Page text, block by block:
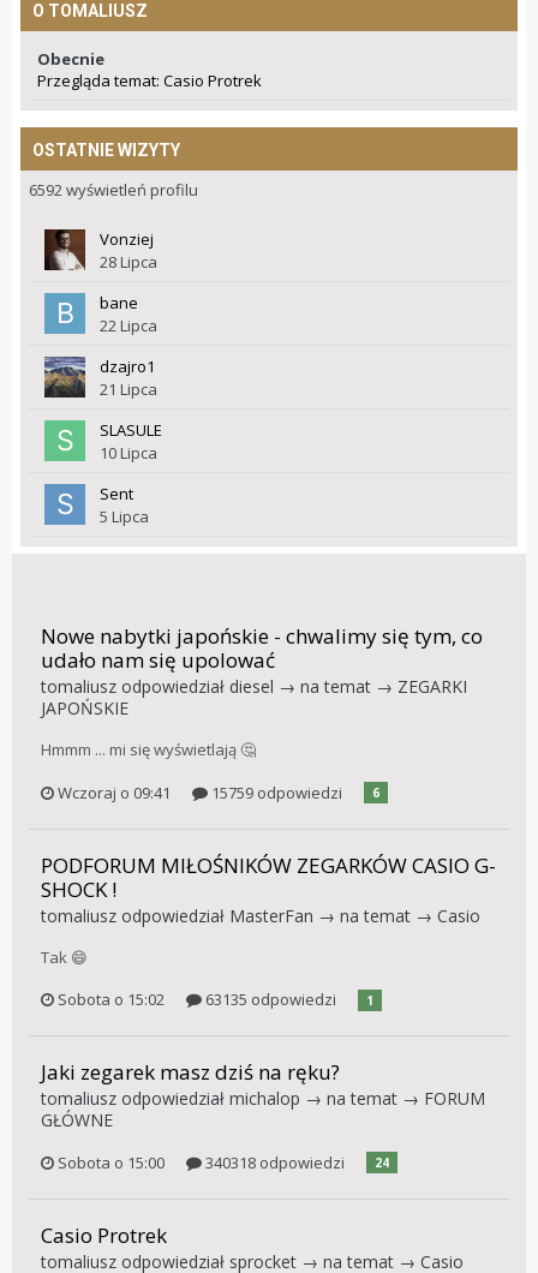
O TOMALIUSZ
Obecnie
Przegląda temat: Casio Protrek
OSTATNIE WIZYTY
6592 wyświetleń profilu
Vonziej
28 Lipca
bane
22 Lipca
dzajro1
21 Lipca
SLASULE
10 Lipca
Sent
5 Lipca
Nowe nabytki japońskie - chwalimy się tym, co
udało nam się upolować
tomaliusz odpowiedział diesel → na temat → ZEGARKI
JAPOŃSKIE
Hmmm ... mi się wyświetlają 🤔
Wczoraj o 09:41
15759 odpowiedzi 6
PODFORUM MIŁOŚNIKÓW ZEGARKÓW CASIO G-
SHOCK !
tomaliusz odpowiedział MasterFan → na temat → Casio
Tak 😄
Sobota o 15:02
63135 odpowiedzi 1
Jaki zegarek masz dziś na ręku?
tomaliusz odpowiedział michalop → na temat → FORUM
GŁÓWNE
Sobota o 15:00 340318 odpowiedzi 24
Casio Protrek
tomaliusz odpowiedział sprocket → na temat → Casio